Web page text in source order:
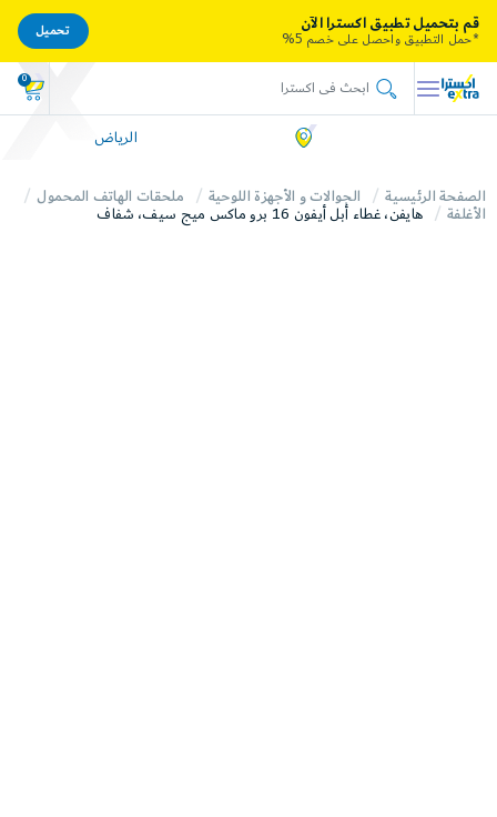
0
الرياض
الصفحة الرئيسية الجوالات و الأجهزة اللوحية
ملحقات الهاتف المحمول
الأغلفة
هايفن، غطاء أبل أيفون 16 برو ماكس ميج سيف، شفاف
قم بتحميل تطبيق اكسترا الآن
*حمل التطبيق واحصل على خصم 5%
تحميل